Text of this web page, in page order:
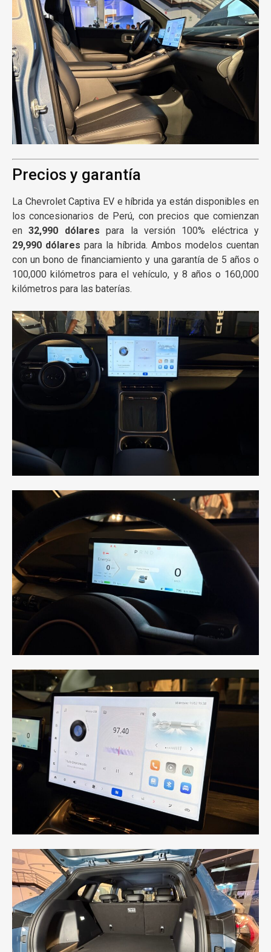
Precios y garantía
La Chevrolet Captiva EV e híbrida ya están disponibles en
los concesionarios de Perú, con precios que comienzan
en32,990 dólares para la versión 100% eléctrica y
29,990 dólares para la híbrida. Ambos modelos cuentan
con un bono de financiamiento y una garantía de 5 años o
100,000 kilómetros para el vehículo, y 8 años o 160,000
kilómetros para las baterías.